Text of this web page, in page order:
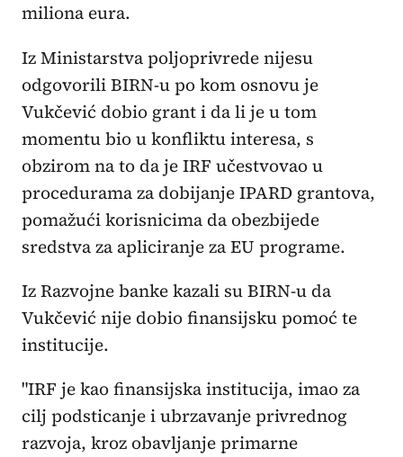
miliona eura.
Iz Ministarstva poljoprivrede nijesu
odgovorili BIRN-u po kom osnovu je
Vukčević dobio grant i da li je u tom
momentu bio u konfliktu interesa, s
obzirom na to da je IRF učestvovao u
procedurama za dobijanje IPARD grantova,
pomažući korisnicima da obezbijede
sredstva za apliciranje za EU programe.
Iz Razvojne banke kazali su BIRN-u da
Vukčević nije dobio finansijsku pomoć te
institucije.
"IRF je kao finansijska institucija, imao za
cilj podsticanje i ubrzavanje privrednog
razvoja, kroz obavljanje primarne